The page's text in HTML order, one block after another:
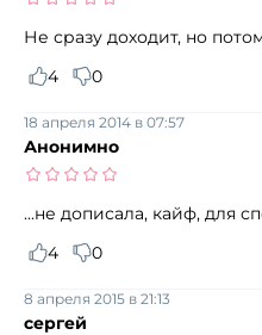
Не сразу доходит, но
4
0
Анонимно
18 апреля 2014 в 07:57
...не дописала, кайф, для
4
0
сергей
8 апреля 2015 в 21:13